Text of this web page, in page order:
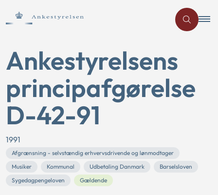
Ankestyrelsens
principafgørelse
D-42-91
1991
Afgrænsning - selvstændig erhvervsdrivende og lønmodtager
Musiker
Kommunal Udbetaling Danmark
Barselsloven
Sygedagpengeloven
Gældende